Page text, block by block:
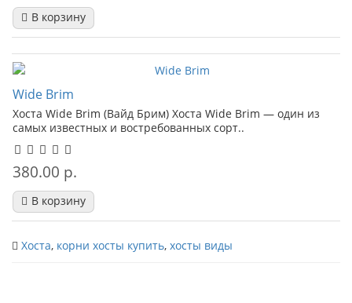
В корзину
Wide Brim
Хоста Wide Brim (Вайд Брим) Хоста Wide Brim — один из
самых известных и востребованных сорт..
380.00 р.
В корзину
Хоста, корни хосты купить, хосты виды